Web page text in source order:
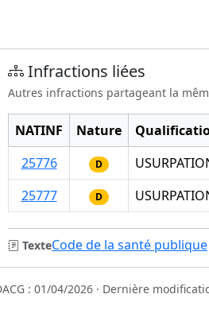
Infractions liées
Autres infractions partageant la
NATINF Nature
25776
D
25777
D
TexteCode de la santé publique
: 01/04/2026 · Dernière